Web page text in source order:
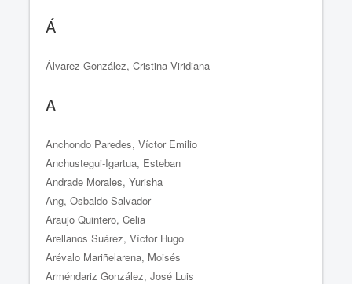
Á
Álvarez González, Cristina Viridiana
A
Anchondo Paredes, Víctor Emilio
Anchustegui-Igartua, Esteban
Andrade Morales, Yurisha
Ang, Osbaldo Salvador
Araujo Quintero, Celia
Arellanos Suárez, Víctor Hugo
Arévalo Mariñelarena, Moisés
Arméndariz González, José Luis